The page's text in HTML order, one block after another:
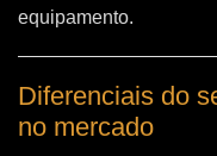
equipamento.
Diferenciais do
no mercado